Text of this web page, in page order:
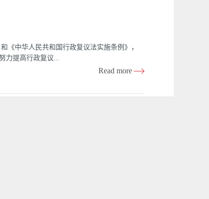
病残人员，用地单位应按平均每人每月十六
水平高低和远郊地区应低于近郊地区的不同
活补助费数额的确定，应根据被征地生活补
病、残人员的生活补助费，经区、县人民政
《中华人民共和国行政复议法实施条例》，
力提高行政复议...
Read more